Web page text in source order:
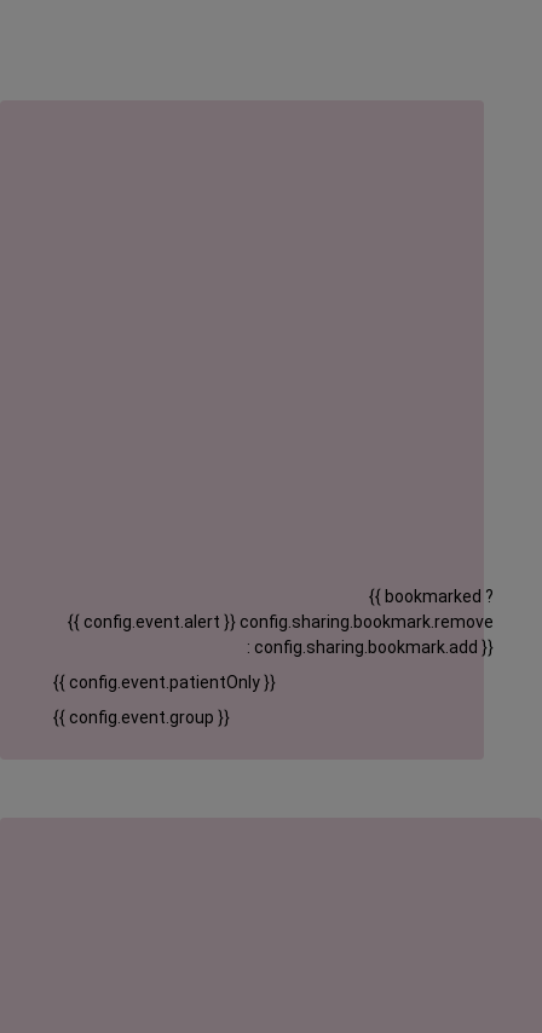
{{ config.event.alert }}
{{ bookmarked ?
config.sharing.bookmark.remove
: config.sharing.bookmark.add }}
{{ config.event.patientOnly }}
{{ config.event.group }}